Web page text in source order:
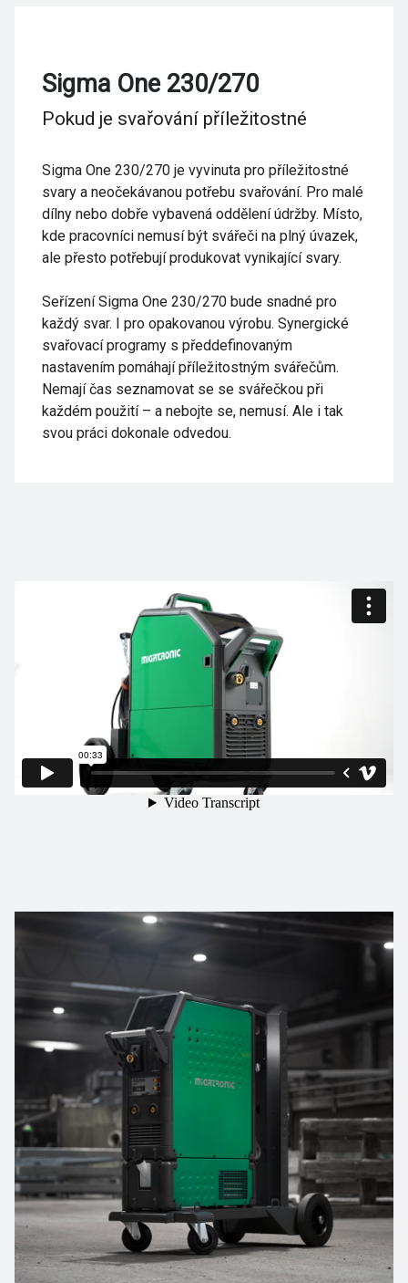
Sigma One 230/270
Pokud je svařování příležitostné
Sigma One 230/270 je vyvinuta pro příležitostné
svary a neočekávanou potřebu svařování. Pro malé
dílny nebo dobře vybavená oddělení údržby. Místo,
kde pracovníci nemusí být svářeči na plný úvazek,
ale přesto potřebují produkovat vynikající svary.
Seřízení Sigma One 230/270 bude snadné pro
každý svar. I pro opakovanou výrobu. Synergické
svařovací programy s předdefinovaným
nastavením pomáhají příležitostným svářečům.
Nemají čas seznamovat se se svářečkou při
každém použití – a nebojte se, nemusí. Ale i tak
svou práci dokonale odvedou.